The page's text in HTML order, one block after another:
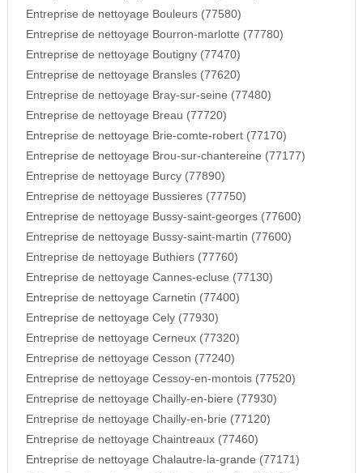
Entreprise de nettoyage Bouleurs (77580)
Entreprise de nettoyage Bourron-marlotte (77780)
Entreprise de nettoyage Boutigny (77470)
Entreprise de nettoyage Bransles (77620)
Entreprise de nettoyage Bray-sur-seine (77480)
Entreprise de nettoyage Breau (77720)
Entreprise de nettoyage Brie-comte-robert (77170)
Entreprise de nettoyage Brou-sur-chantereine (77177)
Entreprise de nettoyage Burcy (77890)
Entreprise de nettoyage Bussieres (77750)
Entreprise de nettoyage Bussy-saint-georges (77600)
Entreprise de nettoyage Bussy-saint-martin (77600)
Entreprise de nettoyage Buthiers (77760)
Entreprise de nettoyage Cannes-ecluse (77130)
Entreprise de nettoyage Carnetin (77400)
Entreprise de nettoyage Cely (77930)
Entreprise de nettoyage Cerneux (77320)
Entreprise de nettoyage Cesson (77240)
Entreprise de nettoyage Cessoy-en-montois (77520)
Entreprise de nettoyage Chailly-en-biere (77930)
Entreprise de nettoyage Chailly-en-brie (77120)
Entreprise de nettoyage Chaintreaux (77460)
Entreprise de nettoyage Chalautre-la-grande (77171)